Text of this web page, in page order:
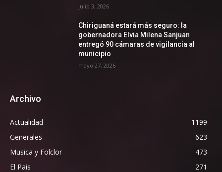
julio 3, 2026
Chiriguaná estará más seguro: la
gobernadora Elvia Milena Sanjuan
entregó 90 cámaras de vigilancia al
municipio
mayo 27, 2026
Archivo
Actualidad
1199
Generales
623
Musica y Folclor
473
El Pais
271